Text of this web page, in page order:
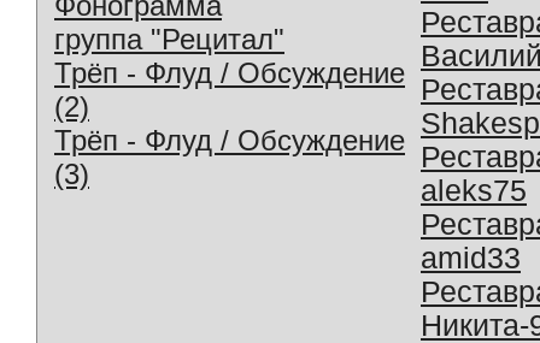
группа "Рецитал"
Трёп - Флуд / Обсуждение
(2)
Трёп - Флуд / Обсуждение
(3)
aleks75
amid33
Никита-